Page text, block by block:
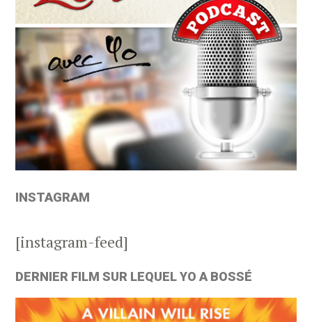
INSTAGRAM
[instagram-feed]
DERNIER FILM SUR LEQUEL YO A BOSSÉ